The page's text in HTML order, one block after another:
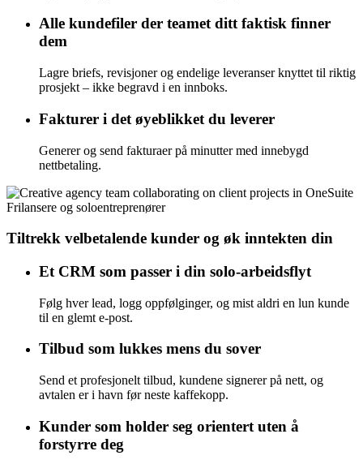
Alle kundefiler der teamet ditt faktisk finner
dem
Lagre briefs, revisjoner og endelige leveranser knyttet til riktig
prosjekt – ikke begravd i en innboks.
Fakturer i det øyeblikket du leverer
Generer og send fakturaer på minutter med innebygd
nettbetaling.
Frilansere og soloentreprenører
Tiltrekk velbetalende kunder og øk inntekten din
Et CRM som passer i din solo-arbeidsflyt
Følg hver lead, logg oppfølginger, og mist aldri en lun kunde
til en glemt e-post.
Tilbud som lukkes mens du sover
Send et profesjonelt tilbud, kundene signerer på nett, og
avtalen er i havn før neste kaffekopp.
Kunder som holder seg orientert uten å
forstyrre deg